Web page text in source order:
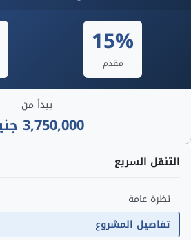
التنقل السريع
نظرة عامة
تفاصيل المشروع
15%
مقدم
يبدأ من
3,750,000 جنيه